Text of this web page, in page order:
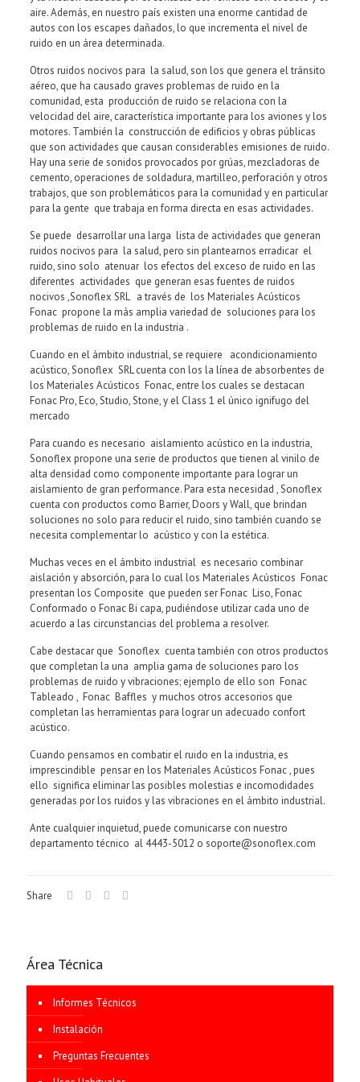
aire. Además, en nuestro país existen una enorme cantidad de
autos con los escapes dañados, lo que incrementa el nivel de
ruido en un área determinada.
Otros ruidos nocivos para la salud, son los que genera el tránsito
aéreo, que ha causado graves problemas de ruido en la
comunidad, esta producción de ruido se relaciona con la
velocidad del aire, característica importante para los aviones y los
motores. También la construcción de edificios y obras públicas
que son actividades que causan considerables emisiones de ruido.
Hay una serie de sonidos provocados por grúas, mezcladoras de
cemento, operaciones de soldadura, martilleo, perforación y otros
trabajos, que son problemáticos para la comunidad y en particular
para la gente que trabaja en forma directa en esas actividades.
Se puede desarrollar una larga lista de actividades que generan
ruidos nocivos para la salud, pero sin plantearnos erradicar el
ruido, sino solo atenuar los efectos del exceso de ruido en las
diferentes actividades que generan esas fuentes de ruidos
nocivos ,Sonoflex SRL a través de los Materiales Acústicos
Fonac propone la más amplia variedad de soluciones para los
problemas de ruido en la industria .
Cuando en el ámbito industrial, se requiere acondicionamiento
acústico, Sonoflex SRL cuenta con los la línea de absorbentes de
los Materiales Acústicos Fonac, entre los cuales se destacan
Fonac Pro, Eco, Studio, Stone, y el Class 1 el único ignifugo del
mercado
Para cuando es necesario aislamiento acústico en la industria,
Sonoflex propone una serie de productos que tienen al vinilo de
alta densidad como componente importante para lograr un
aislamiento de gran performance. Para esta necesidad , Sonoflex
cuenta con productos como Barrier, Doors y Wall, que brindan
soluciones no solo para reducir el ruido, sino también cuando se
necesita complementar lo acústico y con la estética.
Muchas veces en el ámbito industrial es necesario combinar
aislación y absorción, para lo cual los Materiales Acústicos Fonac
presentan los Composite que pueden ser Fonac Liso, Fonac
Conformado o Fonac Bi capa, pudiéndose utilizar cada uno de
acuerdo a las circunstancias del problema a resolver.
Cabe destacar que Sonoflex cuenta también con otros productos
que completan la una amplia gama de soluciones paro los
problemas de ruido y vibraciones; ejemplo de ello son Fonac
Tableado , Fonac Baffles y muchos otros accesorios que
completan las herramientas para lograr un adecuado confort
acústico.
Cuando pensamos en combatir el ruido en la industria, es
imprescindible pensar en los Materiales Acústicos Fonac , pues
ello significa eliminar las posibles molestias e incomodidades
generadas por los ruidos y las vibraciones en el ámbito industrial.
Ante cualquier inquietud, puede comunicarse con nuestro
departamento técnico al 4443-5012 o soporte@sonoflex.com
Share
Área Técnica
Informes Técnicos
Instalación
Preguntas Frecuentes